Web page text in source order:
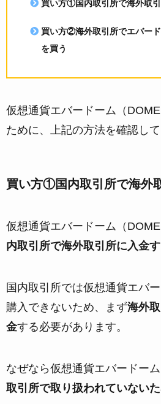
買い方①国内取引所で海外取
買い方②海外取引所でエバード
を買う
仮想通貨エバードーム（
ために、上記の方法を確認して
買い方①国内取引所で海外
仮想通貨エバードーム（
内取引所で海外取引所に入金
国内取引所では仮想通貨エバ
購入できないため、まず海外
金する必要があります。
なぜなら仮想通貨エバードー
取引所で取り扱われていないた